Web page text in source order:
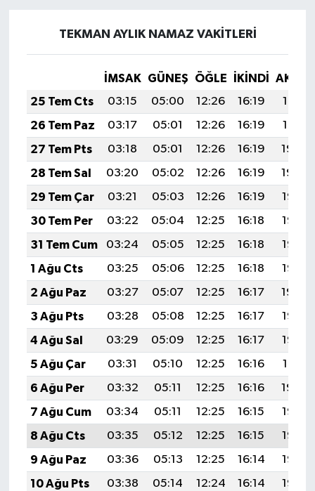
TEKMAN AYLIK NAMAZ VAKITLERI
İMSAK GÜNEŞ ÖĞLE İKINDI
25 Tem Cts
03:15 05:00 12:26 16:19
19:41
26 Tem Paz
03:17 05:01 12:26 16:19
19:41
27 Tem Pts
03:18 05:01 12:26 16:19
19:40
28 Tem Sal
03:20 05:02 12:26 16:19
19:39
29 Tem Çar
03:21 05:03 12:26 16:19
19:38
30 Tem Per
03:22 05:04 12:25 16:18
19:37
31 Tem Cum
03:24 05:05 12:25 16:18
19:36
1 Ağu Cts
03:25 05:06 12:25 16:18
19:35
2 Ağu Paz
03:27 05:07 12:25 16:17
19:34
3 Ağu Pts
03:28 05:08 12:25 16:17
19:33
4 Ağu Sal
03:29 05:09 12:25 16:17
19:32
5 Ağu Çar
03:31 05:10 12:25 16:16
19:31
6 Ağu Per
03:32 05:11 12:25 16:16
19:29
7 Ağu Cum
03:34 05:11 12:25 16:15
19:28
8 Ağu Cts
03:35 05:12 12:25 16:15
19:27
9 Ağu Paz
03:36 05:13 12:25 16:14
19:26
10 Ağu Pts
03:38 05:14 12:24 16:14
19:25